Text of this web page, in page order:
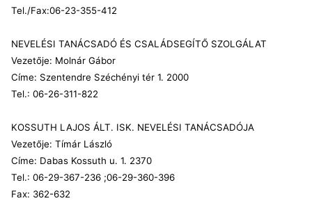
Tel./Fax:06-23-355-412
NEVELÉSI TANÁCSADÓ ÉS CSALÁDSEGÍTŐ SZOLGÁLAT
Vezetője: Molnár Gábor
Címe: Szentendre Széchényi tér 1. 2000
Tel.: 06-26-311-822
KOSSUTH LAJOS ÁLT. ISK. NEVELÉSI TANÁCSADÓJA
Vezetője: Tímár László
Címe: Dabas Kossuth u. 1. 2370
Tel.: 06-29-367-236 ;06-29-360-396
Fax: 362-632